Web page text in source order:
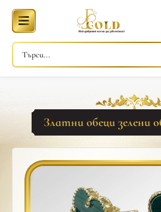
Златни обеци зелени